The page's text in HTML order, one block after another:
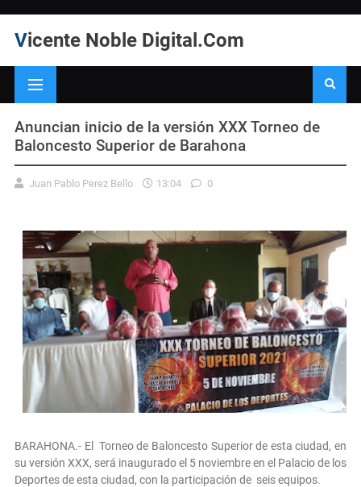
Vicente Noble Digital.Com
Anuncian inicio de la versión XXX Torneo de
Baloncesto Superior de Barahona
Juan Pablo Perez Bello 13:04 0
BARAHONA.- El Torneo de Baloncesto Superior de esta ciudad, en
su versión XXX, será inaugurado el 5 noviembre en el Palacio de los
Deportes de esta ciudad, con la participación de seis equipos.